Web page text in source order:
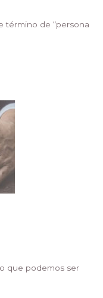
término de “persona
que podemos ser